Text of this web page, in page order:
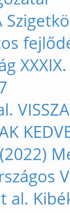
al.